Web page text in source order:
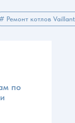
Ремонт котлов
по